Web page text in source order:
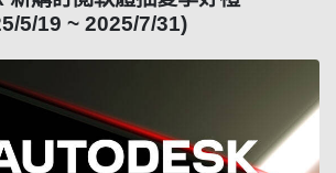
5/19 ~ 2025/7/31)